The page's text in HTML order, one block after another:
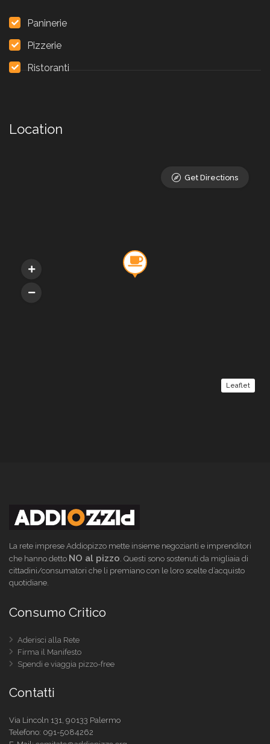
Paninerie
Pizzerie
Ristoranti
Location
Leaflet
Get Directions
La rete imprese Addiopizzo mette insieme negozianti e imprenditori
che hanno detto NO al pizzo. Questi sono sostenuti da migliaia di
cittadini/consumatori che li premiano con le loro scelte d’acquisto
quotidiane.
Consumo Critico
Aderisci alla Rete
Firma il Manifesto
Spendi e viaggia pizzo-free
Contatti
Via Lincoln 131, 90133 Palermo
Telefono: 091-5084262